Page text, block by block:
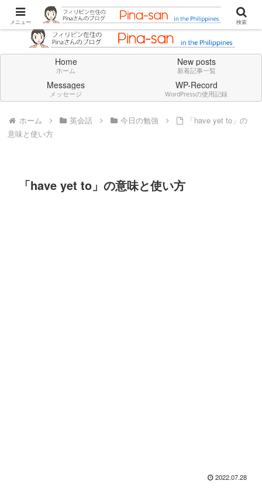
Don't think deeply. Feel always in English.
Home
ホーム
New posts
新着記事一覧
Messages
メッセージ
WP-Record
WordPressの使用記録
ホーム 英会話 今日の勉強
「have yet to」の
意味と使い方
「have yet to」の意味と使い方
2022.07.28
メニュー 検索